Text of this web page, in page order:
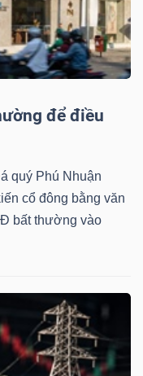
để điều
quý Phú Nhuận
cổ đông bằng văn
bất thường vào